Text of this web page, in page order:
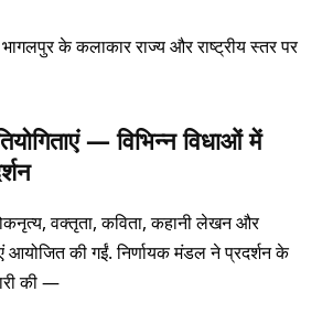
भागलपुर के कलाकार राज्य और राष्ट्रीय स्तर पर
— विभिन्न विधाओं में
वक्तृता, कविता, कहानी लेखन और
आयोजित की गईं. निर्णायक मंडल ने प्रदर्शन के
की —